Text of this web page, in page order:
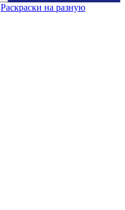
Раскраски на разную